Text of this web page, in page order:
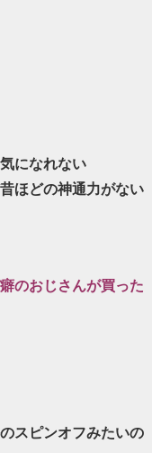
になれない
ほどの神通力がない
のおじさんが買った
スピンオフみたいの